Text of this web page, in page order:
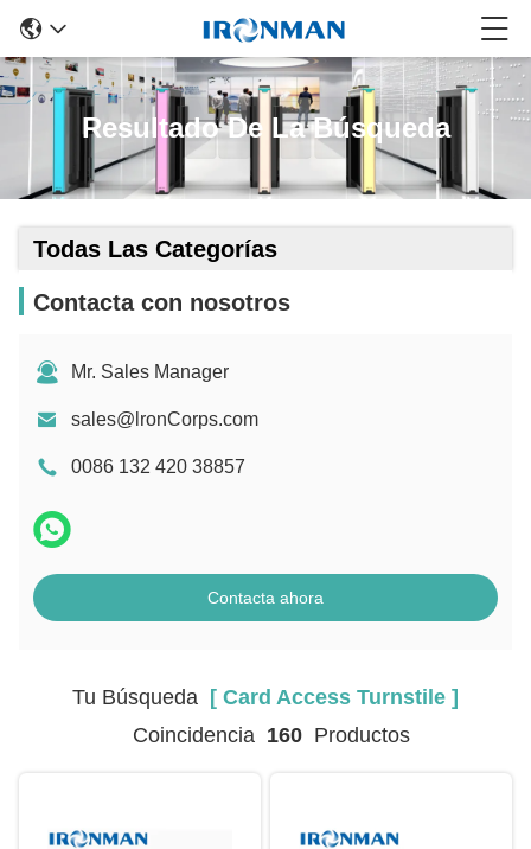
Resultado De La Búsqueda
Todas Las Categorías
Contacta con nosotros
Mr. Sales Manager
sales@lronCorps.com
0086 132 420 38857
Contacta ahora
Tu Búsqueda [ Card Access Turnstile ]
Coincidencia 160 Productos